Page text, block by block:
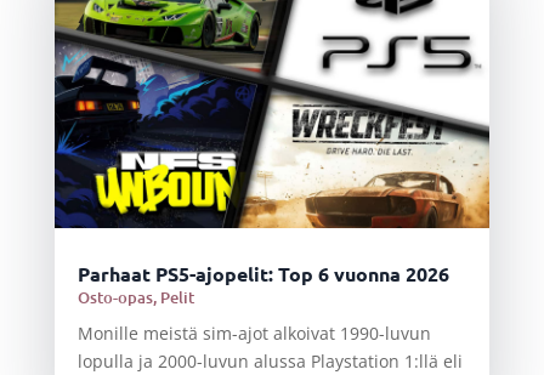
Parhaat PS5-ajopelit: Top 6 vuonna 2026
Osto-opas, Pelit
Monille meistä sim-ajot alkoivat 1990-luvun
lopulla ja 2000-luvun alussa Playstation 1:llä eli